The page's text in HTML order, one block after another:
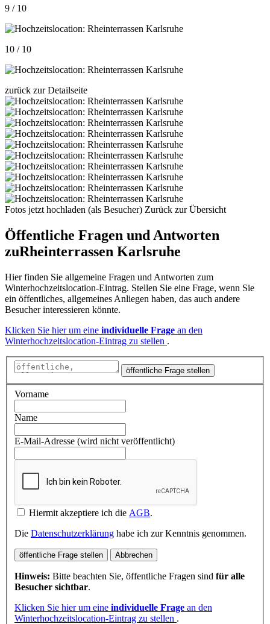
9 / 10
10 / 10
zurück zur Detailseite
Fotos jetzt hochladen (als Besucher) Zurück zur Übersicht
Öffentliche Fragen und Antworten
zuRheinterrassen Karlsruhe
Hier finden Sie allgemeine Fragen und Antworten zum
Winterhochzeitslocation-Eintrag. Stellen Sie eine Frage, wenn Sie
ein öffentliches, allgemeines Anliegen haben, das auch andere
Besucher interessieren könnte.
Klicken Sie hier um eine individuelle Frage an den
Winterhochzeitslocation-Eintrag zu stellen .
öffentliche Frage stellen
Vorname
Name
E-Mail-Adresse (wird nicht veröffentlicht)
Hiermit akzeptiere ich die AGB.
Die Datenschutzerklärung habe ich zur Kenntnis genommen.
öffentliche Frage stellen Abbrechen
Hinweis: Bitte beachten Sie, öffentliche Fragen sind für alle
Besucher sichtbar.
Klicken Sie hier um eine individuelle Frage an den
Winterhochzeitslocation-Eintrag zu stellen .